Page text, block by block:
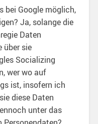
bei Google möglich,
Ja, solange die
Daten
über sie
Socializing
wer wo auf
ist, insofern ich
diese Daten
unter das